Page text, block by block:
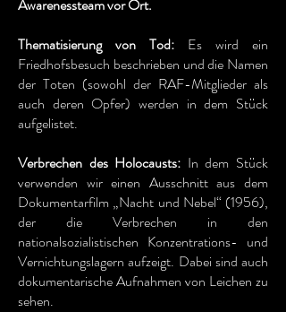
Awarenessteam vor Ort.
Thematisierung von Tod: Es wird ein
Friedhofsbesuch beschrieben und die Namen
der Toten (sowohl der RAF-Mitglieder als
auch deren Opfer) werden in dem Stück
aufgelistet.
Verbrechen des Holocausts: In dem Stück
verwenden wir einen Ausschnitt aus dem
Dokumentarfilm „Nacht und Nebel“ (1956),
der die Verbrechen in den
nationalsozialistischen Konzentrations- und
Vernichtungslagern aufzeigt. Dabei sind auch
dokumentarische Aufnahmen von Leichen zu
sehen.